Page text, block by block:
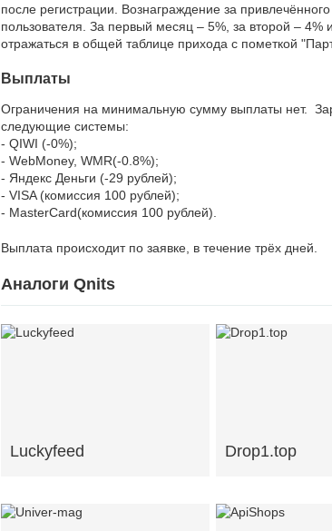
после регистрации. Вознаграждение за
пользователя. За первый месяц – 5%, за второй –
отражаться в общей таблице прихода с пометкой
Выплаты
Ограничения на минимальную сумму выплаты нет.
следующие системы:
- QIWI (-0%);
- WebMoney, WMR(-0.8%);
- Яндекс Деньги (-29 рублей);
- VISA (комиссия 100 рублей);
- MasterCard(комиссия 100 рублей).
Выплата происходит по заявке, в течение трёх дней.
Аналоги Qnits
Luckyfeed Drop1.top